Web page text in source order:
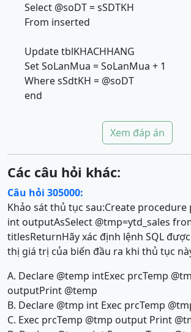
Select @soDT = sSDTKH
From inserted
Update tblKHACHHANG
Set SoLanMua = SoLanMua + 1
Where sSdtKH = @soDT
end
Xem đáp án
Các câu hỏi khác:
Câu hỏi 305000:
Khảo sát thủ tục sau:Create procedure
int outputAsSelect @tmp=ytd_sales
titlesReturnHãy xác định lệnh SQL
thị giá trị của biến đầu ra khi thủ tục
A. Declare @temp intExec prcTemp
outputPrint @temp
B. Declare @tmp int Exec prcTemp
C. Exec prcTemp @tmp output Print